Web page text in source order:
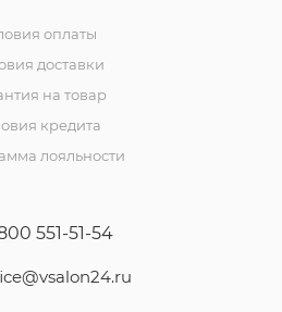
оплаты
доставки
на товар
кредита
лояльности
551-51-54